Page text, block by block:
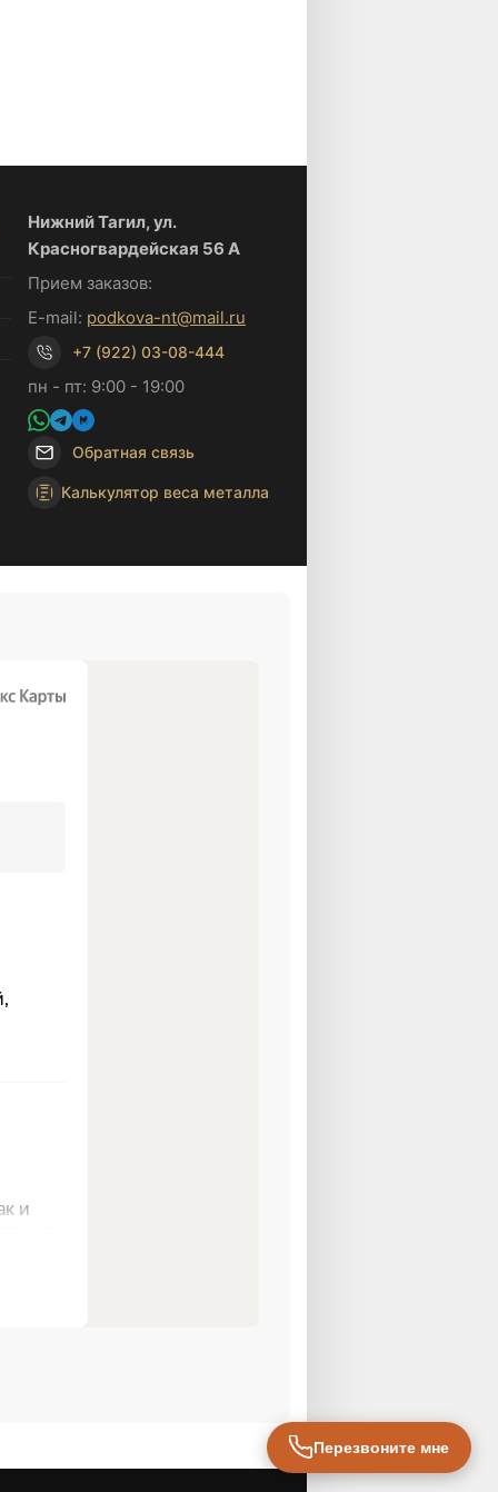
Нижний Тагил, ул.
Красногвардейская 56 А
Прием заказов:
E-mail: podkova-nt@mail.ru
+7 (922) 03-08-444
пн - пт: 9:00 - 19:00
Обратная связь
Калькулятор веса металла
Перезвоните мне